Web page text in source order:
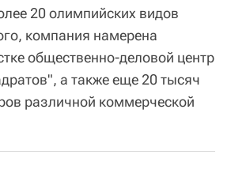
20 олимпийских видов
компания намерена
общественно-деловой центр
а также еще 20 тысяч
различной коммерческой